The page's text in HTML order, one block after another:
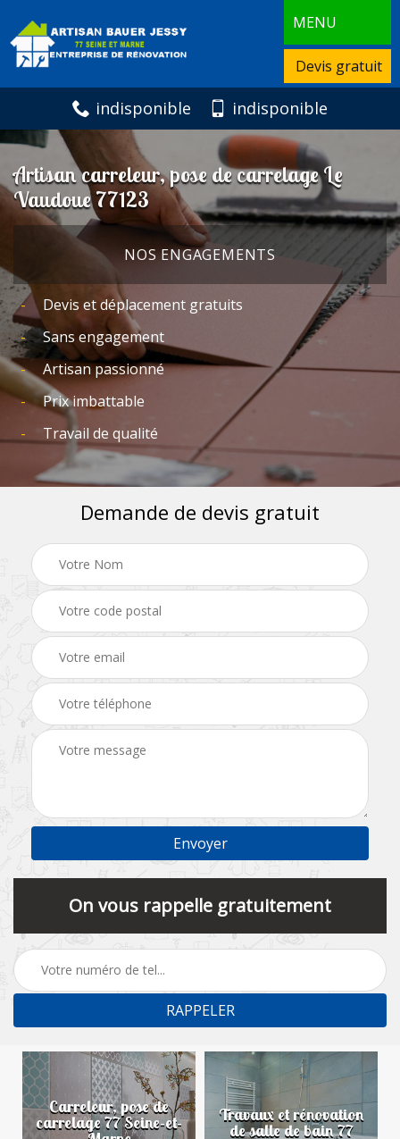
MENU
Devis gratuit
indisponible indisponible
Artisan carreleur, pose de carrelage Le
Vaudoue 77123
NOS ENGAGEMENTS
Devis et déplacement gratuits
Sans engagement
Artisan passionné
Prix imbattable
Travail de qualité
Demande de devis gratuit
On vous rappelle gratuitement
Carreleur, pose de
carrelage 77 Seine-et- Travaux et rénovation
de salle de bain 77